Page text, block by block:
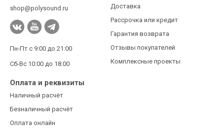
shop@polysound.ru
Пн-Пт с 9:00 до 21:00
Сб-Вс 10:00 до 18:00
Доставка
Рассрочка или кредит
Гарантия возврата
Отзывы покупателей
Комплексные проекты
Оплата и реквизиты
Наличный расчёт
Безналичный расчёт
Оплата онлайн